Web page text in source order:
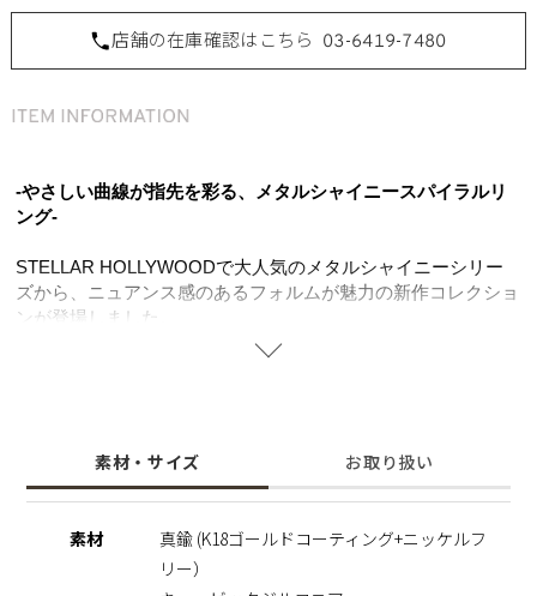
店舗の在庫確認はこちら 03-6419-7480
-やさしい曲線が指先を彩る、メタルシャイニースパイラルリ
ング-
STELLAR HOLLYWOODで大人気のメタルシャイニーシリー
ズから、ニュアンス感のあるフォルムが魅力の新作コレクショ
ンが登場しました。
艶やかなメタル素材に、小粒のキュービックジルコニアをさり
ジルコニアの繊細なきらめきがアクセントとなり、上品で女性
らしい印象に。
ニッケルフリーを使用することで肌にやさしく金属アレルギー
の方でも安心してご使用いただけます。
素材・サイズ お取り扱い
素材
真鍮 (K18ゴールドコーティング+ニッケルフ
リー）